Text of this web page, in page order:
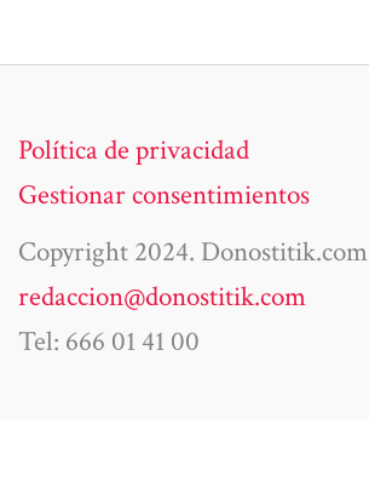
Política de privacidad
Gestionar consentimientos
Copyright 2024. Donostitik.com
redaccion@donostitik.com
Tel: 666 01 41 00